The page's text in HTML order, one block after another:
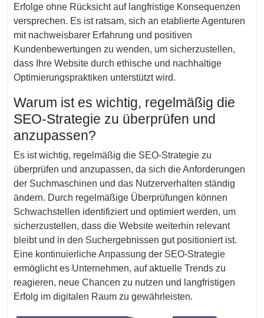
Erfolge ohne Rücksicht auf langfristige Konsequenzen
versprechen. Es ist ratsam, sich an etablierte Agenturen
mit nachweisbarer Erfahrung und positiven
Kundenbewertungen zu wenden, um sicherzustellen,
dass Ihre Website durch ethische und nachhaltige
Optimierungspraktiken unterstützt wird.
Warum ist es wichtig, regelmäßig die
SEO-Strategie zu überprüfen und
anzupassen?
Es ist wichtig, regelmäßig die SEO-Strategie zu
überprüfen und anzupassen, da sich die Anforderungen
der Suchmaschinen und das Nutzerverhalten ständig
ändern. Durch regelmäßige Überprüfungen können
Schwachstellen identifiziert und optimiert werden, um
sicherzustellen, dass die Website weiterhin relevant
bleibt und in den Suchergebnissen gut positioniert ist.
Eine kontinuierliche Anpassung der SEO-Strategie
ermöglicht es Unternehmen, auf aktuelle Trends zu
reagieren, neue Chancen zu nutzen und langfristigen
Erfolg im digitalen Raum zu gewährleisten.